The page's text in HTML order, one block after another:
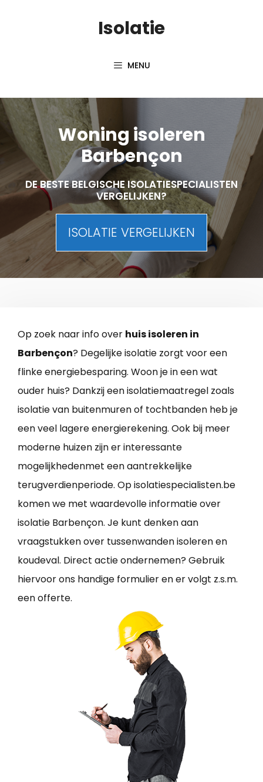
Isolatie
MENU
Woning isoleren
Barbençon
DE BESTE BELGISCHE ISOLATIESPECIALISTEN
VERGELIJKEN?
ISOLATIE VERGELIJKEN
Op zoek naar info over huis isoleren in
Barbençon? Degelijke isolatie zorgt voor een
flinke energiebesparing. Woon je in een wat
ouder huis? Dankzij een isolatiemaatregel zoals
isolatie van buitenmuren of tochtbanden heb je
een veel lagere energierekening. Ook bij meer
moderne huizen zijn er interessante
mogelijkhedenmet een aantrekkelijke
terugverdienperiode. Op isolatiespecialisten.be
komen we met waardevolle informatie over
isolatie Barbençon. Je kunt denken aan
vraagstukken over tussenwanden isoleren en
koudeval. Direct actie ondernemen? Gebruik
hiervoor ons handige formulier en er volgt z.s.m.
een offerte.